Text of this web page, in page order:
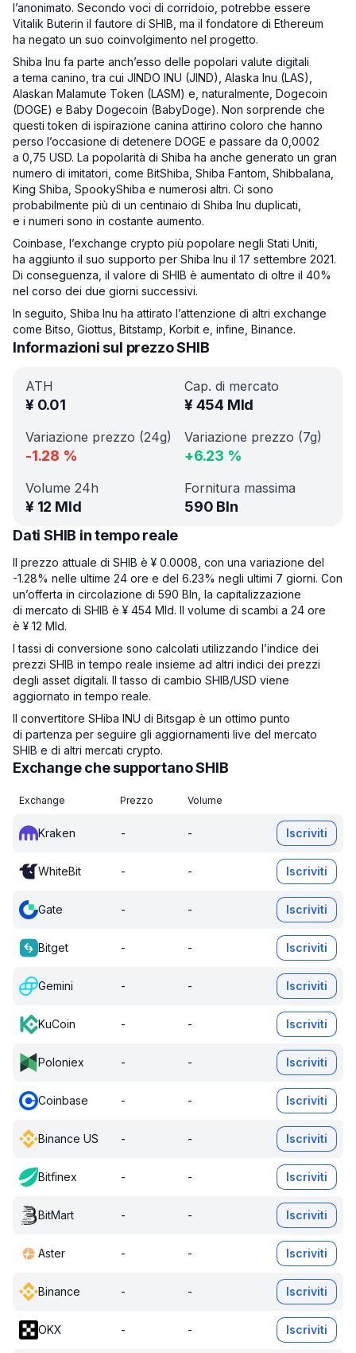
l’anonimato. Secondo voci di corridoio, potrebbe essere
Vitalik Buterin il fautore di SHIB, ma il fondatore di Ethereum
ha negato un suo coinvolgimento nel progetto.
Shiba Inu fa parte anch’esso delle popolari valute digitali
a tema canino, tra cui JINDO INU (JIND), Alaska Inu (LAS),
Alaskan Malamute Token (LASM) e, naturalmente, Dogecoin
(DOGE) e Baby Dogecoin (BabyDoge). Non sorprende che
questi token di ispirazione canina attirino coloro che hanno
perso l’occasione di detenere DOGE e passare da 0,0002
a 0,75 USD. La popolarità di Shiba ha anche generato un gran
numero di imitatori, come BitShiba, Shiba Fantom, Shibbalana,
King Shiba, SpookyShiba e numerosi altri. Ci sono
probabilmente più di un centinaio di Shiba Inu duplicati,
e i numeri sono in costante aumento.
Coinbase, l’exchange crypto più popolare negli Stati Uniti,
ha aggiunto il suo supporto per Shiba Inu il 17 settembre 2021.
Di conseguenza, il valore di SHIB è aumentato di oltre il 40%
nel corso dei due giorni successivi.
In seguito, Shiba Inu ha attirato l’attenzione di altri exchange
come Bitso, Giottus, Bitstamp, Korbit e, infine, Binance.
Informazioni sul prezzo SHIB
ATH
¥ 0.01
Cap. di mercato
¥454 Mld
Variazione prezzo (24g)
-1.28 %
Variazione prezzo (7g)
+6.23 %
Volume 24h
¥ 12 Mld
Fornitura massima
590 Bln
Dati SHIB in tempo reale
Il prezzo attuale di SHIB è ¥ 0.0008, con una variazione del
-1.28% nelle ultime 24 ore e del 6.23% negli ultimi 7 giorni. Con
un’offerta in circolazione di 590 Bln, la capitalizzazione
di mercato di SHIB è ¥ 454 Mld. Il volume di scambi a 24 ore
è ¥ 12 Mld.
I tassi di conversione sono calcolati utilizzando l’indice dei
prezzi SHIB in tempo reale insieme ad altri indici dei prezzi
degli asset digitali. Il tasso di cambio SHIB/USD viene
aggiornato in tempo reale.
Il convertitore SHiba INU di Bitsgap è un ottimo punto
di partenza per seguire gli aggiornamenti live del mercato
SHIB e di altri mercati crypto.
Exchange che supportano SHIB
Exchange Prezzo Volume
Kraken - - Iscriviti
WhiteBit - - Iscriviti
Gate - - Iscriviti
Bitget - - Iscriviti
Gemini - - Iscriviti
KuCoin - - Iscriviti
Poloniex - - Iscriviti
Coinbase - - Iscriviti
Binance US - - Iscriviti
Bitfinex - - Iscriviti
BitMart - - Iscriviti
Aster - - Iscriviti
Binance - - Iscriviti
OKX - - Iscriviti